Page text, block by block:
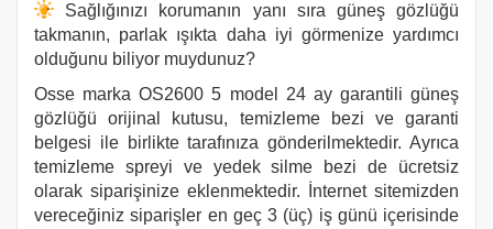
Sağlığınızı korumanın yanı sıra güneş gözlüğü
takmanın, parlak ışıkta daha iyi görmenize yardımcı
olduğunu biliyor muydunuz?
Osse markaOS2600 5 model 24 ay garantili güneş
gözlüğü orijinal kutusu, temizleme bezi ve garanti
belgesi ile birlikte tarafınıza gönderilmektedir. Ayrıca
temizleme spreyi ve yedek silme bezi de ücretsiz
olarak siparişinize eklenmektedir. İnternet sitemizden
vereceğiniz siparişler en geç 3 (üç) iş günü içerisinde